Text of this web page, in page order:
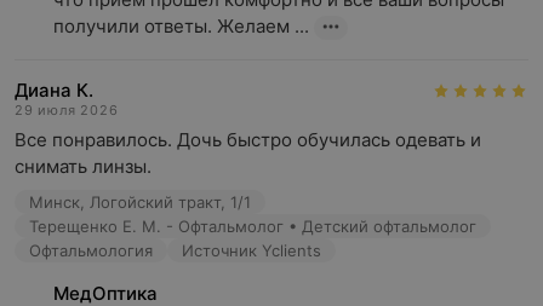
получили ответы. Желаем ...
Диана К.
29 июля 2026
Все понравилось. Дочь быстро обучилась одевать и
снимать линзы.
Минск, Логойский тракт, 1/1
Терещенко Е. М. - Офтальмолог • Детский офтальмолог
Офтальмология
Источник Yclients
МедОптика